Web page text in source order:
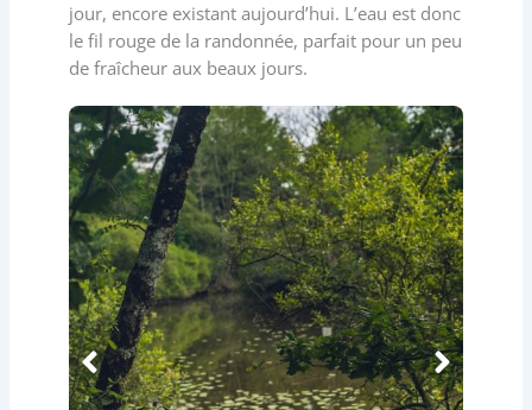
jour, encore existant aujourd’hui. L’eau est donc
le fil rouge de la randonnée, parfait pour un peu
de fraîcheur aux beaux jours.